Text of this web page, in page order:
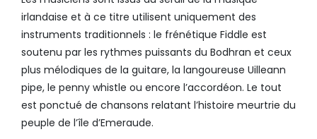
irlandaise et à ce titre utilisent uniquement des
instruments traditionnels : le frénétique Fiddle est
soutenu par les rythmes puissants du Bodhran et ceux
plus mélodiques de la guitare, la langoureuse Uilleann
pipe, le penny whistle ou encore l’accordéon. Le tout
est ponctué de chansons relatant l’histoire meurtrie du
peuple de l’île d’Emeraude.